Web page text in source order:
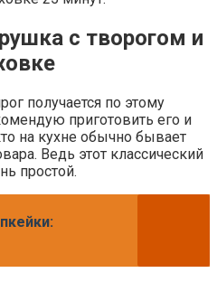
с творогом и
получается по этому
приготовить его и
на кухне обычно бывает
Ведь этот классический
простой.